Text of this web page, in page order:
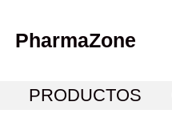
PharmaZone
PRODUCTOS